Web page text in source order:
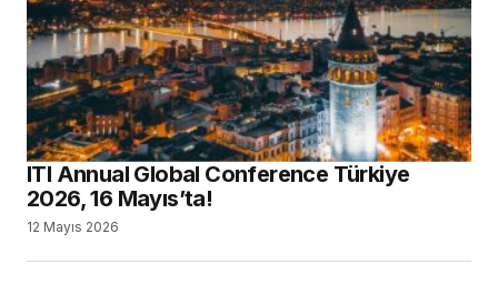
ITI Annual Global Conference Türkiye
2026, 16 Mayıs’ta!
12 Mayıs 2026